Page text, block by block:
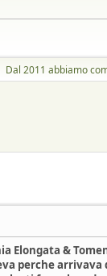
Dal 2011 abbiamo
Elongata &
perche